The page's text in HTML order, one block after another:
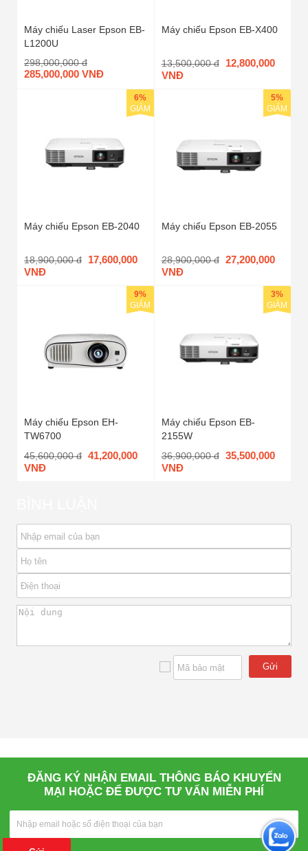
Máy chiếu Laser Epson EB-
L1200U
298,000,000 đ
285,000,000 VNĐ
Máy chiếu Epson EB-X400
13,500,000 đ
12,800,000
VNĐ
Máy chiếu Epson EB-2040
18,900,000 đ
17,600,000
VNĐ
6%
GIẢM
Máy chiếu Epson EB-2055
28,900,000 đ 27,200,000
VNĐ
5%
GIẢM
Máy chiếu Epson EH-
TW6700
45,600,000 đ 41,200,000
VNĐ
9%
GIẢM
Máy chiếu Epson EB-
2155W
36,900,000 đ 35,500,000
VNĐ
3%
GIẢM
Gửi
ĐĂNG KÝ NHẬN EMAIL THÔNG BÁO KHUYẾN
MẠI HOẶC ĐỂ ĐƯỢC TƯ VẤN MIỄN PHÍ